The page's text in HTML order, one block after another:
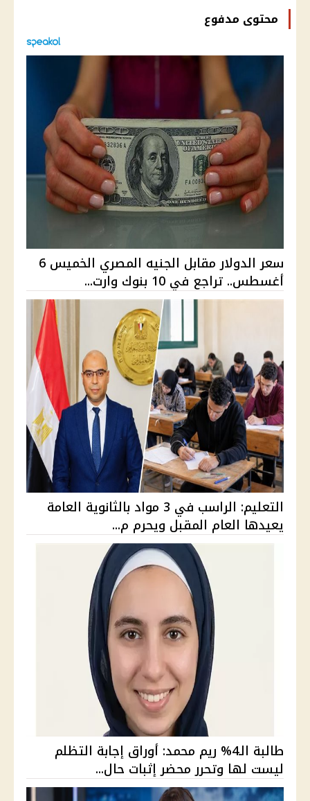
محتوى مدفوع
سعر الدولار مقابل الجنيه المصري الخميس 6
أغسطس.. تراجع في 10 بنوك وارت...
التعليم: الراسب في 3 مواد بالثانوية العامة
يعيدها العام المقبل ويحرم م...
طالبة الـ4% ريم محمد: أوراق إجابة التظلم
ليست لها وتحرر محضر إثبات حال...